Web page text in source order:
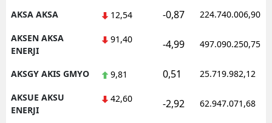
AKSA AKSA 12,54 -0,87 224.740.006,90
AKSEN AKSA
ENERJI
91,40 -4,99 497.090.250,75
AKSGY AKIS GMYO 9,81 0,51 25.719.982,12
AKSUE AKSU
ENERJI
42,60 -2,92 62.947.071,68